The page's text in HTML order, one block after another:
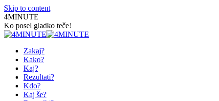
Skip to content
4MINUTE
Ko posel gladko teče!
Zakaj?
Kako?
Kaj?
Rezultati?
Kdo?
Kaj še?